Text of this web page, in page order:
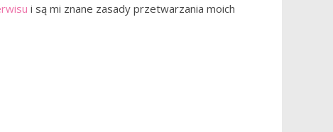
i są mi znane zasady przetwarzania moich